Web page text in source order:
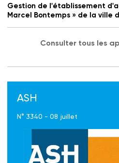
Gestion de l'établissement
Marcel Bontemps » de la ville
Consulter tous les
ASH
N° 3340 - 08 juillet